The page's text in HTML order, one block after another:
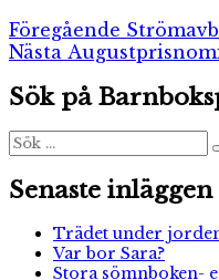
Föregående
inlägg:
Nästa Nästa
Sök på
Sök
efter:
Senaste inläggen
Trädet under
Var bor Sara?
Stora sömnboken-